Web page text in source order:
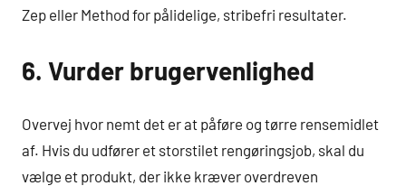
Zep eller Method for pålidelige, stribefri resultater.
6. Vurder brugervenlighed
Overvej hvor nemt det er at påføre og tørre rensemidlet
af. Hvis du udfører et storstilet rengøringsjob, skal du
vælge et produkt, der ikke kræver overdreven